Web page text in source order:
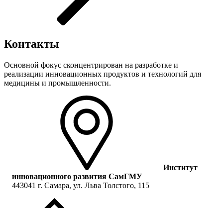
Контакты
Основной фокус сконцентрирован на разработке и
реализации инновационных продуктов и технологий для
медицины и промышленности.
Институт
инновационного развития СамГМУ
443041 г. Самара, ул. Льва Толстого, 115